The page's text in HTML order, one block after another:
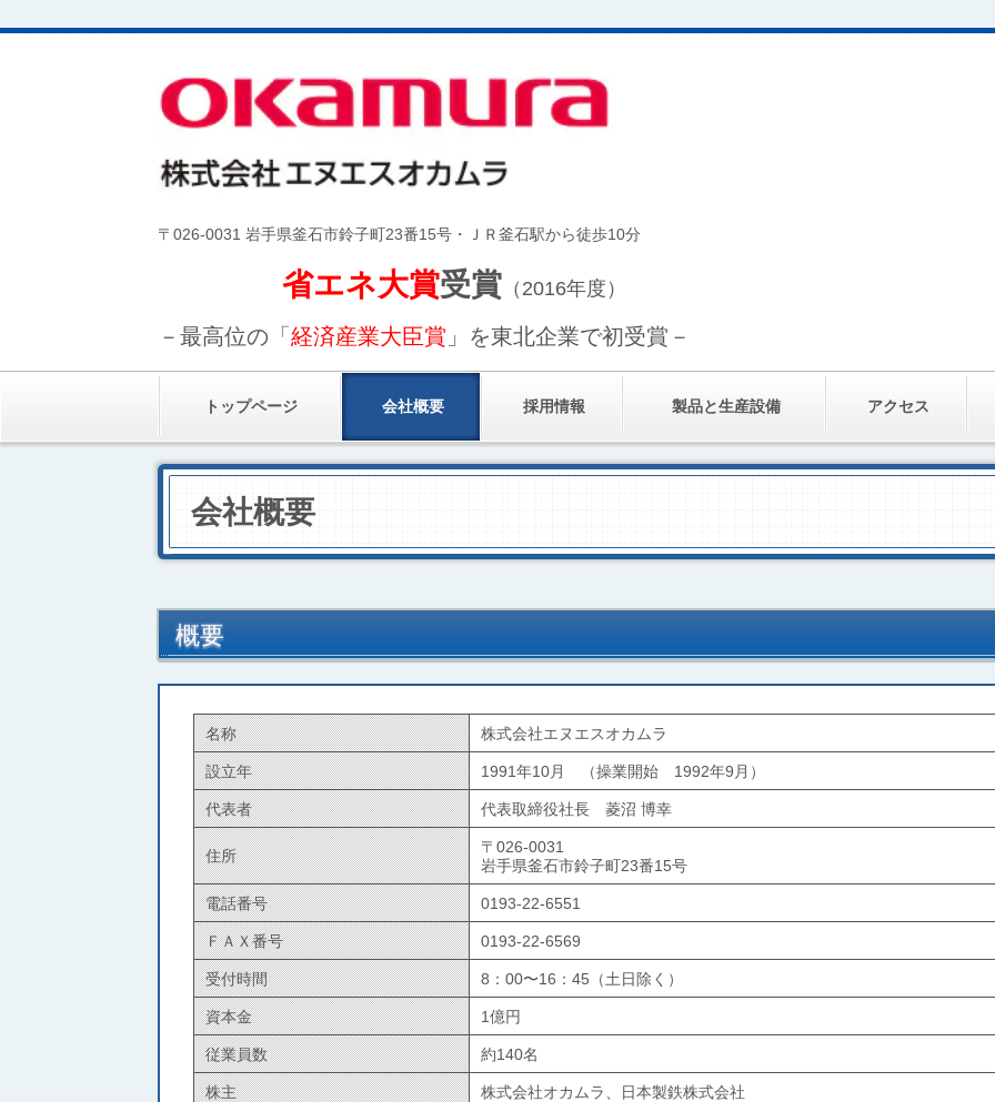
〒026-0031 岩手県釜石市鈴子町23番15号・ＪＲ釜石駅から徒歩10分
省エネ大賞受賞 （2016年度）
－最高位の「 経済産業大臣賞 」を東北企業で初受賞－
トップページ 会社概要 採用情報 製品と生産設備 アクセス
会社概要
概要
名称 株式会社エヌエスオカムラ
設立年 1991年10月 （操業開始 1992年9月）
代表者 代表取締役社長 菱沼 博幸
住所
〒026-0031
岩手県釜石市鈴子町23番15号
電話番号 0193-22-6551
ＦＡＸ番号 0193-22-6569
受付時間 8：00〜16：45（土日除く）
資本金 1億円
従業員数 約140名
株主 株式会社オカムラ、日本製鉄株式会社